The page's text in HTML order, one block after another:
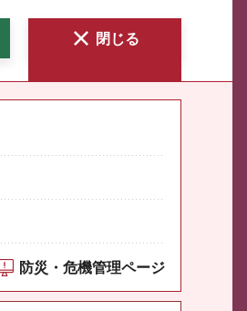
閉じる
防災・危機管理ページ